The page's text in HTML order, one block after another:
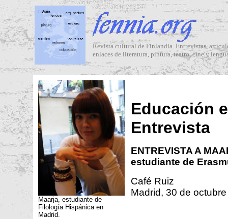
Revista cultural de Finlandia. Entrevistas,
enlaces de literatura, pintura, teatro, cine y
Maarja, estudiante de
Filología Hispánica en
Madrid.
Educación
Entrevista
ENTREVISTA A
estudiante de
Café Ruiz
Madrid, 30 de